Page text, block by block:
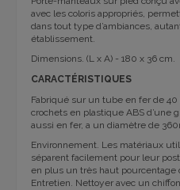
avec les coloris appropriés,
dans tout type d’ambiances,
établissement.
Dimensions. (L x A) - 180 x 36 cm.
CARACTÉRISTIQUES
Fabriqué sur un tube en fer de
crochets en plastique ABS d’une
aussi en fer, a un diamètre de
Environnement. Les matériaux
séparent facilement pour leur
en plus un très haut pourcentage
Entretien. Nettoyer avec un